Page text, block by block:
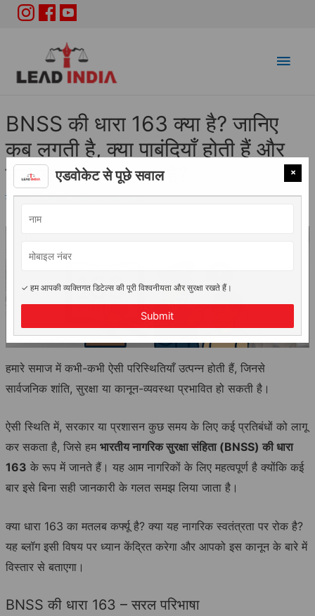
Main
BNSS की धारा 163 क्या है? जानिए
कब लगती है, क्या पाबंदियाँ होती हैं और
उल्लंघन पर सज़ा क्या है?
क़ानून और धाराएं/ ByLead India
हमारे समाज में कभी-कभी ऐसी परिस्थितियाँ उत्पन्न होती हैं, जिनसे
सार्वजनिक शांति, सुरक्षा या कानून-व्यवस्था प्रभावित हो सकती है।
ऐसी स्थिति में, सरकार या प्रशासन कुछ समय के लिए कई प्रतिबंधों को लागू
कर सकता है, जिसे हम भारतीय नागरिक सुरक्षा संहिता (BNSS) की धारा
163 के रूप में जानते हैं। यह आम नागरिकों के लिए महत्वपूर्ण है क्योंकि कई
बार इसे बिना सही जानकारी के गलत समझ लिया जाता है।
क्या धारा 163 का मतलब कर्फ्यू है? क्या यह नागरिक स्वतंत्रता पर रोक है?
यह ब्लॉग इसी विषय पर ध्यान केंद्रित करेगा और आपको इस कानून के बारे में
विस्तार से बताएगा।
BNSS की धारा 163 – सरल परिभाषा
×
एडवोकेट से पूछे सवाल
✓ हम आपकी व्यक्तिगत डिटेल्स की पूरी विश्वनीयता और सुरक्षा रखते हैं।
Submit